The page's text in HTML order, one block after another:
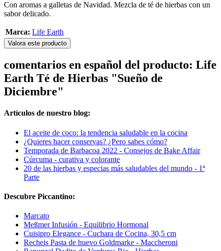
Con aromas a galletas de Navidad. Mezcla de té de hierbas con un
sabor delicado.
Marca: Life Earth
Valora este producto
comentarios en español del producto: Life
Earth Té de Hierbas "Sueño de
Diciembre"
Artículos de nuestro blog:
El aceite de coco: la tendencia saludable en la cocina
¿Quieres hacer conservas? ¿Pero sabes cómo?
Temporada de Barbacoa 2022 - Consejos de Bake Affair
Cúrcuma - curativa y colorante
20 de las hierbas y especias más saludables del mundo - 1ª
Parte
Descubre Piccantino:
Marcato
Meßmer Infusión - Equilibrio Hormonal
Cuisipro Elegance - Cuchara de Cocina, 30,5 cm
Recheis Pasta de huevo Goldmarke - Maccheroni